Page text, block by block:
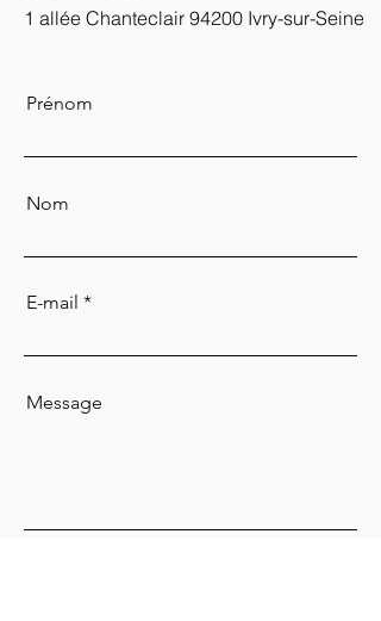
1 allée Chanteclair 94200 Ivry-sur-Seine
Prénom
Nom
E-mail
Message